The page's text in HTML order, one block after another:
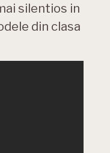
silentios in
din clasa